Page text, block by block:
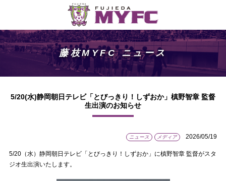
藤枝MYFC ニュース
5/20(水)静岡朝日テレビ「とびっきり！しずおか」槙野智章 監督
生出演のお知らせ
ニュース メディア 2026/05/19
5/20（水）静岡朝日テレビ「とびっきり！しずおか」に槙野智章 監督がスタ
ジオ生出演いたします。